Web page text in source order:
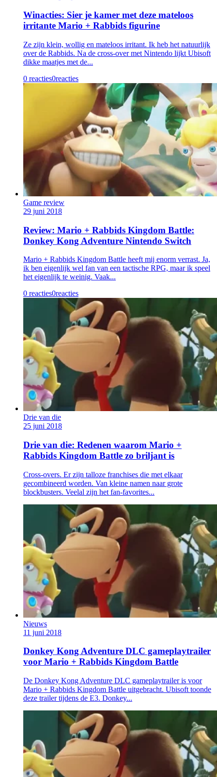
Winacties: Sier je kamer met deze mateloos
irritante Mario + Rabbids figurine
Ze zijn klein, wollig en mateloos irritant. Ik heb het natuurlijk
over de Rabbids. Na de cross-over met Nintendo lijkt Ubisoft
dikke maatjes met de...
0 reacties0reacties
Game review
29 juni 2018
Review: Mario + Rabbids Kingdom Battle:
Donkey Kong Adventure Nintendo Switch
Mario + Rabbids Kingdom Battle heeft mij enorm verrast. Ja,
ik ben eigenlijk wel fan van een tactische RPG, maar ik speel
het eigenlijk te weinig. Vaak...
0 reacties0reacties
Drie van die
25 juni 2018
Drie van die: Redenen waarom Mario +
Rabbids Kingdom Battle zo briljant is
Cross-overs. Er zijn talloze franchises die met elkaar
gecombineerd worden. Van kleine namen naar grote
blockbusters. Veelal zijn het fan-favorites...
Nieuws
11 juni 2018
Donkey Kong Adventure DLC gameplaytrailer
voor Mario + Rabbids Kingdom Battle
De Donkey Kong Adventure DLC gameplaytrailer is voor
Mario + Rabbids Kingdom Battle uitgebracht. Ubisoft toonde
deze trailer tijdens de E3. Donkey...